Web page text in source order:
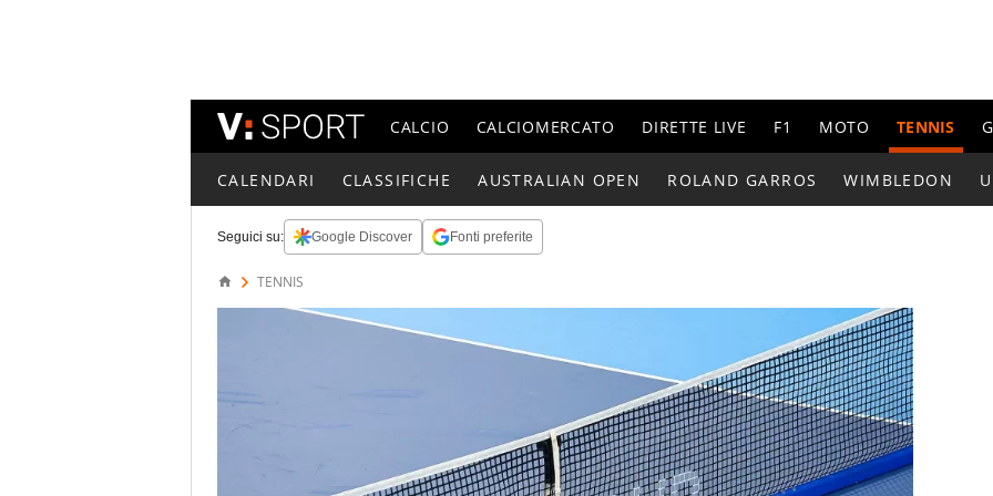
CALCIO CALCIOMERCATO DIRETTE LIVE F1 MOTO TENNIS
CALENDARI CLASSIFICHE AUSTRALIAN OPEN ROLAND GARROS WIMBLEDON
Seguici su: Google Discover Fonti preferite
TENNIS